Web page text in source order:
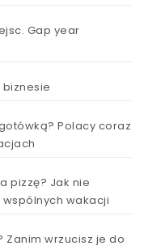
Gap year
biznesie
Polacy coraz
pizzę? Jak nie
wakacji
Zanim wrzucisz je do